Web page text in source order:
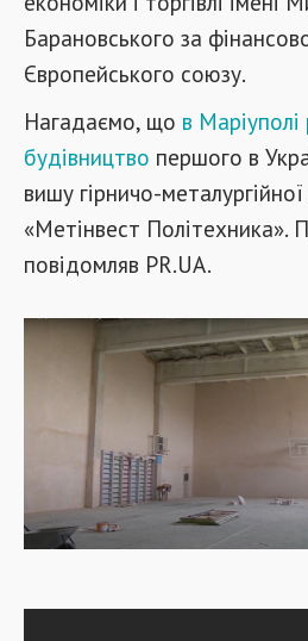
Барановського за
Європейського союзу.
Нагадаємо, що в
будівництво першого в
вишу гірничо-
«Метінвест Політехника».
повідомляв PR.UA.